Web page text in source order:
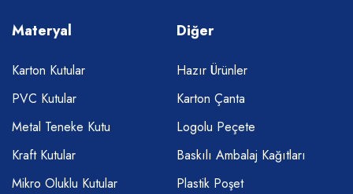
Materyal
Karton Kutular
PVC Kutular
Metal Teneke Kutu
Kraft Kutular
Mikro Oluklu Kutular
Diğer
Hazır Ürünler
Karton Çanta
Logolu Peçete
Baskılı Ambalaj Kağıtları
Plastik Poşet